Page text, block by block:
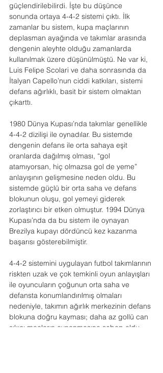
güçlendirilebilirdi. İşte bu düşünce
sonunda ortaya 4-4-2 sistemi çıktı. İlk
zamanlar bu sistem, kupa maçlarının
deplasman ayağında ve takımlar arasında
dengenin aleyhte olduğu zamanlarda
kullanılmak üzere düşünülmüştü. Ne var ki,
Luis Felipe Scolari ve daha sonrasında da
İtalyan Capello’nun ciddi katkıları, sistemi
defans ağırlıklı, basit bir sistem olmaktan
çıkarttı.
1980 Dünya Kupası’nda takımlar genellikle
4-4-2 dizilişi ile oynadılar. Bu sistemde
dengenin defans ile orta sahaya eşit
oranlarda dağılmış olması, “gol
atamıyorsan, hiç olmazsa gol de yeme”
anlayışının gelişmesine neden oldu. Bu
sistemde güçlü bir orta saha ve defans
blokunun oluşu, gol yemeyi giderek
zorlaştırıcı bir etken olmuştur. 1994 Dünya
Kupası’nda da bu sistem ile oynayan
Brezilya kupayı dördüncü kez kazanma
başarısı gösterebilmiştir.
4-4-2 sistemini uygulayan futbol takımlarının
riskten uzak ve çok temkinli oyun anlayışları
ile oyuncuların çoğunun orta saha ve
defansta konumlandırılmış olmaları
nedeniyle, takımın ağırlık merkezinin defans
blokuna doğru kayması; daha az gollü can
sıkıcı maçların oynanmasına sebep oldu.